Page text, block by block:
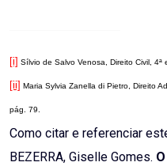
[i] Sílvio de Salvo Venosa, Direito Civil,
[ii] Maria Sylvia Zanella di Pietro, Direito
pág. 79.
Como citar e referenciar
BEZERRA, Giselle Gomes.